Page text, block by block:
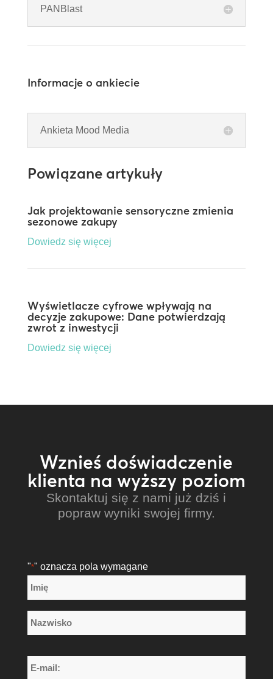
PANBlast
Informacje o ankiecie
Ankieta Mood Media
Powiązane artykuły
Jak projektowanie sensoryczne zmienia
sezonowe zakupy
Dowiedz się więcej
Wyświetlacze cyfrowe wpływają na
decyzje zakupowe: Dane potwierdzają
zwrot z inwestycji
Dowiedz się więcej
Wznieś doświadczenie
klienta na wyższy poziom
Skontaktuj się z nami już dziś i
popraw wyniki swojej firmy.
"*" oznacza pola wymagane
Nazwa
*
E-